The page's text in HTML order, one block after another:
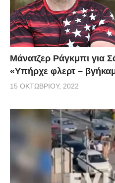
Μάνατζερ Ράγκμπι για
«Υπήρχε φλερτ –
15 ΟΚΤΩΒΡΊΟΥ, 2022